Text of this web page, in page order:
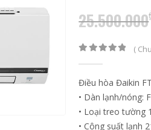
25.500.000
(
Điều hòa Đaikin
• Dàn lạnh/nóng:
• Loại treo tường
• Công suất lạnh
Điều hòa Daikin với giải
pháp chống biến đổi khí